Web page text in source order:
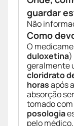
guardar
Não
Como
O
duloxetina)
geralmente
cloridrato
horasapós
absorção
tomado
posologia
pelo